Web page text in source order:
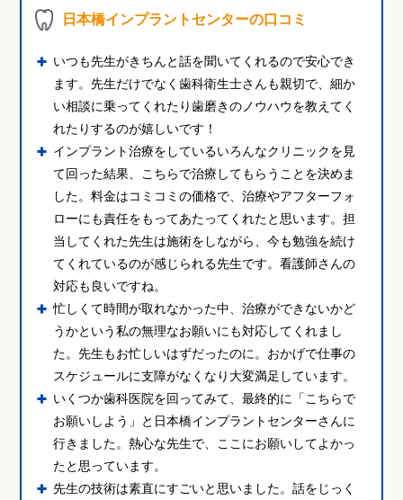
日本橋インプラントセンターの口コミ
いつも先生がきちんと話を聞いてくれるので安心でき
ます。先生だけでなく歯科衛生士さんも親切で、細か
い相談に乗ってくれたり歯磨きのノウハウを教えてく
れたりするのが嬉しいです！
インプラント治療をしているいろんなクリニックを見
て回った結果、こちらで治療してもらうことを決めま
した。料金はコミコミの価格で、治療やアフターフォ
ローにも責任をもってあたってくれたと思います。担
当してくれた先生は施術をしながら、今も勉強を続け
てくれているのが感じられる先生です。看護師さんの
対応も良いですね。
忙しくて時間が取れなかった中、治療ができないかど
うかという私の無理なお願いにも対応してくれまし
た。先生もお忙しいはずだったのに。おかげで仕事の
スケジュールに支障がなくなり大変満足しています。
いくつか歯科医院を回ってみて、最終的に「こちらで
お願いしよう」と日本橋インプラントセンターさんに
行きました。熱心な先生で、ここにお願いしてよかっ
たと思っています。
先生の技術は素直にすごいと思いました。話をじっく